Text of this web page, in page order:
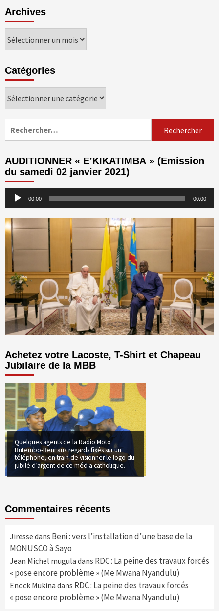
Archives
Archives
Catégories
Catégories
AUDITIONNER « E’KIKATIMBA » (Emission
du samedi 02 janvier 2021)
Lecteur
audio
00:00 00:00
Achetez votre Lacoste, T-Shirt et Chapeau
Jubilaire de la MBB
Quelques agents de la Radio Moto
Butembo-Beni aux regards fixés sur un
téléphone, en train de visionner le logo du
jubilé d’argent de ce média catholique.
Commentaires récents
Jiresse dans Beni : vers l’installation d’une base de la
MONUSCO à Sayo
Jean Michel mugula dans RDC : La peine des travaux forcés
« pose encore problème » (Me Mwana Nyandulu)
Enock Mukina dans RDC : La peine des travaux forcés
« pose encore problème » (Me Mwana Nyandulu)